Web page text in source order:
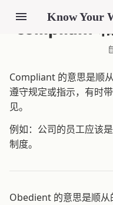
compliant
Compliant 的意思是顺
遵守规定或指示，有时
见。
例如：公司的员工应该
制度。
Obedient 的意思是顺从